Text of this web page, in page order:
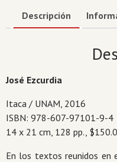
pensamiento
cantidad
Descripción
José Ezcurdia
Itaca / UNAM, 2016
ISBN: 978-607-97101-9-4
14 x 21 cm, 128 pp.,
En los textos reunidos en